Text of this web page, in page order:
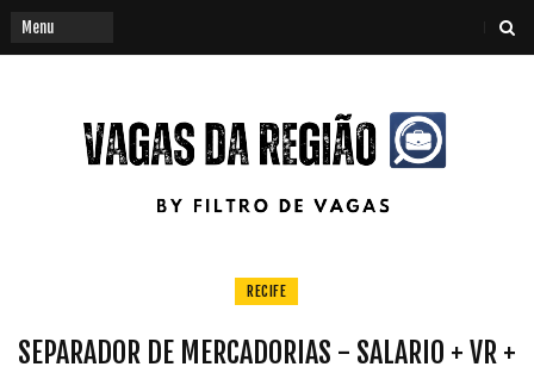
RECIFE
SEPARADOR DE MERCADORIAS - SALARIO + VR +